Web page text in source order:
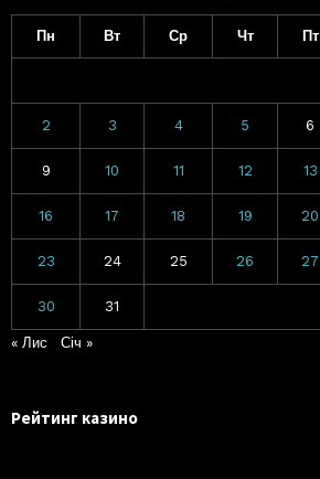
Пн Вт Ср Чт Пт
2 3 4 5 6
9 10 11 12 13
16 17 18 19 20
23 24 25 26 27
30 31
« Лис Січ »
Рейтинг казино